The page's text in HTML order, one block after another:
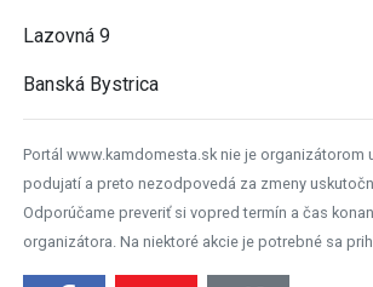
Lazovná 9
Banská Bystrica
Portál www.kamdomesta.sk nie je organizátorom
podujatí a preto nezodpovedá za zmeny
Odporúčame preveriť si vopred termín a čas
organizátora. Na niektoré akcie je potrebné sa